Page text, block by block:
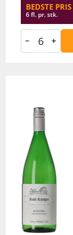
BEDSTE PRIS
6 fl. pr. stk.